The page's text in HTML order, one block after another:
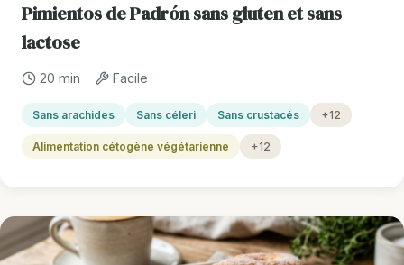
Pimientos de Padrón sans gluten et sans
lactose
20 min Facile
Sans arachides Sans céleri Sans crustacés +12
Alimentation cétogène végétarienne +12